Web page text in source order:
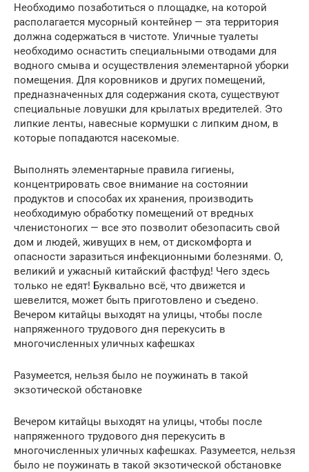
Необходимо позаботиться о площадке, на которой
располагается мусорный контейнер — эта территория
должна содержаться в чистоте. Уличные туалеты
необходимо оснастить специальными отводами для
водного смыва и осуществления элементарной уборки
помещения. Для коровников и других помещений,
предназначенных для содержания скота, существуют
специальные ловушки для крылатых вредителей. Это
липкие ленты, навесные кормушки с липким дном, в
которые попадаются насекомые.
Выполнять элементарные правила гигиены,
концентрировать свое внимание на состоянии
продуктов и способах их хранения, производить
необходимую обработку помещений от вредных
членистоногих — все это позволит обезопасить свой
дом и людей, живущих в нем, от дискомфорта и
опасности заразиться инфекционными болезнями. О,
великий и ужасный китайский фастфуд! Чего здесь
только не едят! Буквально всё, что движется и
шевелится, может быть приготовлено и съедено.
Вечером китайцы выходят на улицы, чтобы после
напряженного трудового дня перекусить в
многочисленных уличных кафешках
Разумеется, нельзя было не поужинать в такой
экзотической обстановке
Вечером китайцы выходят на улицы, чтобы после
напряженного трудового дня перекусить в
многочисленных уличных кафешках. Разумеется, нельзя
было не поужинать в такой экзотической обстановке